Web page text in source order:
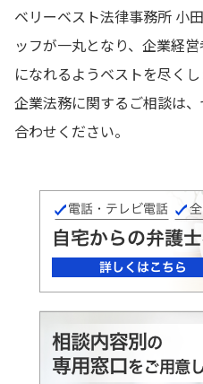
ベリーベスト法律事務所 小
ッフが一丸となり、企業経
になれるようベストを尽くし
企業法務に関するご相談は
合わせください。